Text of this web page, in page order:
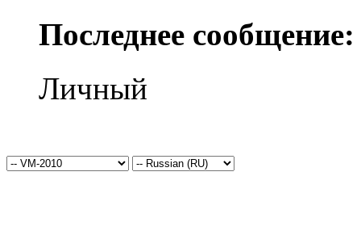
Последнее сообщение:
Личный